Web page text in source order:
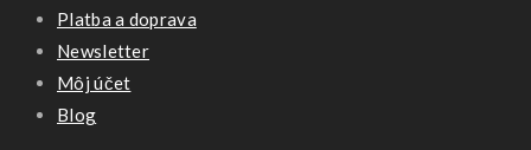
Platba a doprava
Newsletter
Môj účet
Blog